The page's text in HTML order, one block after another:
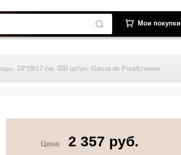
Мои покупки
24*19/17 см, 500 шт/уп, Garcia de PouИспания
Цена 2 357 руб.